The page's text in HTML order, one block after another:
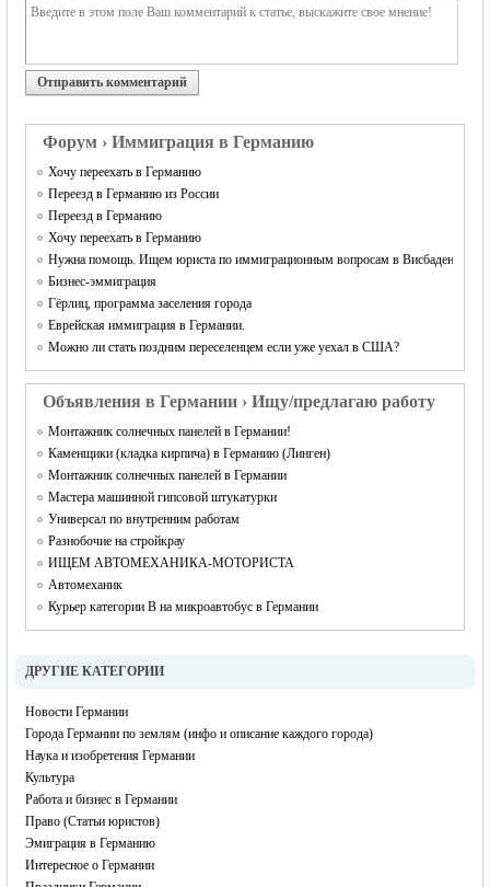
Отправить комментарий
Форум › Иммиграция в Германию
Хочу переехать в Германию
Переезд в Германию из России
Переезд в Германию
Хочу переехать в Германию
Нужна помощь. Ищем юриста по иммиграционным вопросам в Висбадене.
Бизнес-эммиграция
Гёрлиц, программа заселения города
Еврейская иммиграция в Германии.
Можно ли стать поздним переселенцем если уже уехал в США?
Объявления в Германии › Ищу/предлагаю работу
Монтажник солнечных панелей в Германии!
Каменщики (кладка кирпича) в Германию (Линген)
Монтажник солнечных панелей в Германии
Мастера машинной гипсовой штукатурки
Универсал по внутренним работам
Разнобочие на стройкрау
ИЩЕМ АВТОМЕХАНИКА-МОТОРИСТА
Автомеханик
Курьер категории B на микроавтобус в Германии
ДРУГИЕ КАТЕГОРИИ
Новости Германии
Города Германии по землям (инфо и описание каждого города)
Наука и изобретения Германии
Культура
Работа и бизнес в Германии
Право (Статьи юристов)
Эмиграция в Германию
Интересное о Германии